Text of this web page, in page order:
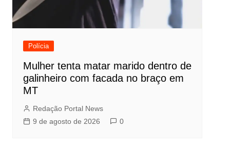
Polícia
Mulher tenta matar marido dentro de
galinheiro com facada no braço em
MT
Redação Portal News
9 de agosto de 2026
0